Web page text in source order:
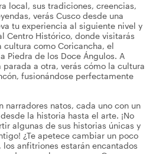
local, sus tradiciones, creencias,
verás Cusco desde una
tu experiencia al siguiente nivel y
Centro Histórico, donde visitarás
cultura como Coricancha, el
Piedra de los Doce Ángulos. A
parada a otra, verás cómo la cultura
fusionándose perfectamente
narradores natos, cada uno con un
la historia hasta el arte. ¡No
algunas de sus historias únicas y
¿Te apetece cambiar un poco
los anfitriones estarán encantados